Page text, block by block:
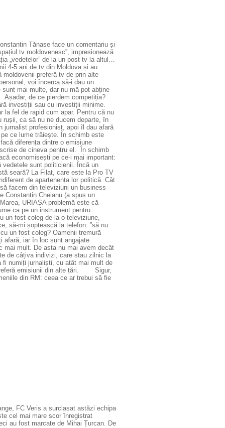
Tănase face un comentariu și
tv moldovenesc”, impresionează
„vedetelor” de la un post tv la altul…
4-5 ani de tv din Moldova și au
preferă tv de prin alte
voi încerca să-i dau un
mai multe, dar nu mă pot abține
Așadar, de ce pierdem competiția?
investiții sau cu investiții minime.
la fel de rapid cum apar. Pentru că nu
ca să nu ne ducem departe, în
profesionist, apoi îl dau afară
ce lume trăiește. În schimb este
diferența dintre o emisiune
de cineva pentru el. În schimb
economisești pe ce-i mai important:
sunt politicienii. Încă un
seară? La Filat, care este la Pro TV
de apartenența lor politică. Cât
facem din televiziuni un business
Constantin Cheianu (a spus un
URIAȘA problemă este că
ca pe un instrument pentru
un fost coleg de la o televiziune,
să-mi șoptească la telefon: ”să nu
un fost coleg? Oamenii tremură
afară, iar în loc sunt angajate
mai mult. De asta nu mai avem decât
de câțiva indivizi, care stau zilnic la
fi numiți jurnaliști, cu atât mai mult de
emisiunii din alte țări. Sigur,
din RM: ceea ce ar trebui să fie
FC Veris a surclasat astăzi echipa
cel mai mare scor înregistrat
au fost marcate de Mihai Țurcan. De